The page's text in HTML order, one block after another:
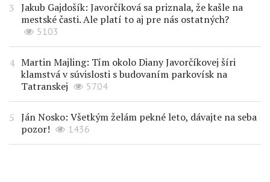
Jakub Gajdošík: Javorčíková sa priznala, že kašle na
mestské časti. Ale platí to aj pre nás ostatných?
5103
Martin Majling: Tím okolo Diany Javorčíkovej šíri
klamstvá v súvislosti s budovaním parkovísk na
Tatranskej
5704
Ján Nosko: Všetkým želám pekné leto, dávajte na seba
pozor!
1436